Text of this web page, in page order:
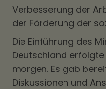
Verbesserung der
der Förderung der
Die Einführung des
Deutschland
morgen. Es gab
Diskussionen und